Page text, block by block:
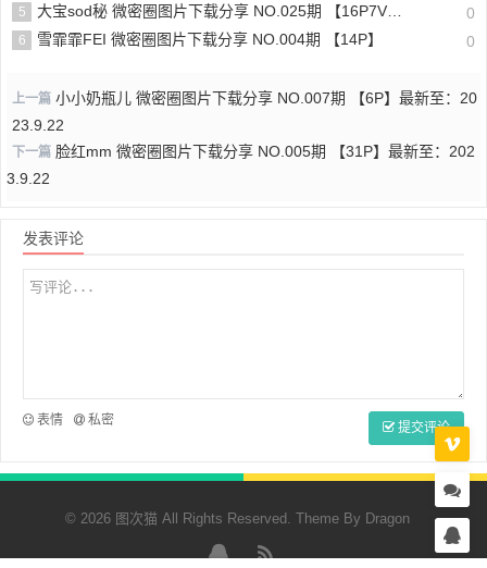
5 大宝sod秘 微密圈图片下载分享 NO.025期 【16P7V】最新至：2023.10.20 0
6 雪霏霏FEI 微密圈图片下载分享 NO.004期 【14P】 0
上一篇 小小奶瓶儿 微密圈图片下载分享 NO.007期 【6P】最新至：20
23.9.22
下一篇 脸红mm 微密圈图片下载分享 NO.005期 【31P】最新至：202
3.9.22
发表评论
表情 私密 提交评论
© 2026 图次猫 All Rights Reserved. Theme By Dragon